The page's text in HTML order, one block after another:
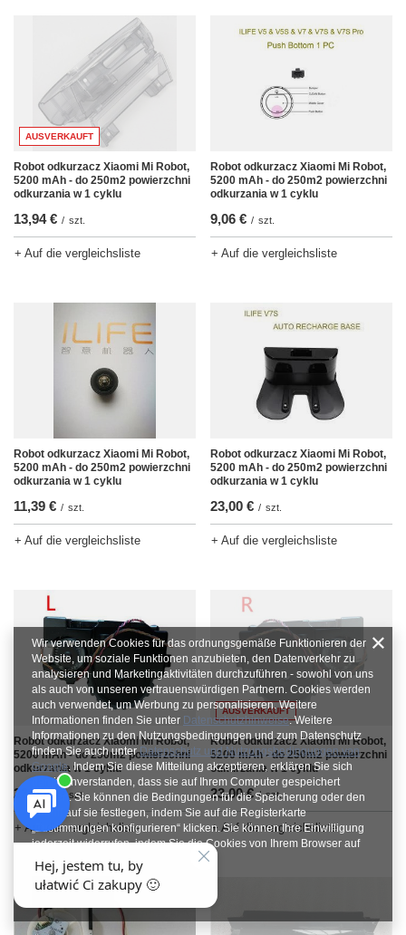
AUSVERKAUFT
Robot odkurzacz Xiaomi Mi Robot,
5200 mAh - do 250m2 powierzchni
odkurzania w 1 cyklu
13,94 € / szt.
+ Auf die vergleichsliste
Robot odkurzacz Xiaomi Mi Robot,
5200 mAh - do 250m2 powierzchni
odkurzania w 1 cyklu
9,06 € / szt.
+ Auf die vergleichsliste
Robot odkurzacz Xiaomi Mi Robot,
5200 mAh - do 250m2 powierzchni
odkurzania w 1 cyklu
11,39 € / szt.
+ Auf die vergleichsliste
Robot odkurzacz Xiaomi Mi Robot,
5200 mAh - do 250m2 powierzchni
odkurzania w 1 cyklu
23,00 € / szt.
+ Auf die vergleichsliste
Robot odkurzacz Xiaomi Mi Robot,
5200 mAh - do 250m2 powierzchni
odkurzania w 1 cyklu
23,00 € szt.
+ Auf die vergleichsliste
AUSVERKAUFT
Robot odkurzacz Xiaomi Mi Robot,
5200 mAh - do 250m2 powierzchni
odkurzania w 1 cyklu
23,00 € / szt.
+ Auf die vergleichsliste
Wir verwenden Cookies für das ordnungsgemäße Funktionieren der
Website, um soziale Funktionen anzubieten, den Datenverkehr zu
analysieren und Marketingaktivitäten durchzuführen - sowohl von uns
als auch von unseren vertrauenswürdigen Partnern. Cookies werden
auch verwendet, um Werbung zu personalisieren. Weitere
Informationen finden Sie unter Datenschutzhinweise. Weitere
Informationen zu den Nutzungsbedingungen und zum Datenschutz
finden Sie auch unterDatenschutz und Nutzungsbedingungen von
Google. Indem Sie diese Mitteilung akzeptieren, erklären Sie sich
damit einverstanden, dass sie auf Ihrem Computer gespeichert
werden. Sie können die Bedingungen für die Speicherung oder den
Zugriff auf sie festlegen, indem Sie auf die Registerkarte
„Zustimmungen konfigurieren“ klicken. Sie können Ihre Einwilligung
jederzeit widerrufen, indem Sie die Cookies von Ihrem Browser auf
dem jeweiligen Endgerät löschen.
Schließen